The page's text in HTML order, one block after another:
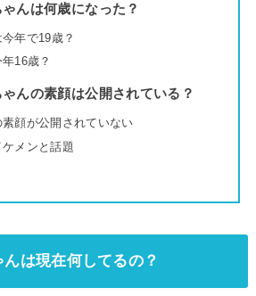
んは何歳になった？
年で19歳？
16歳？
んの素顔は公開されている？
顔が公開されていない
メンと話題
は現在何してるの？